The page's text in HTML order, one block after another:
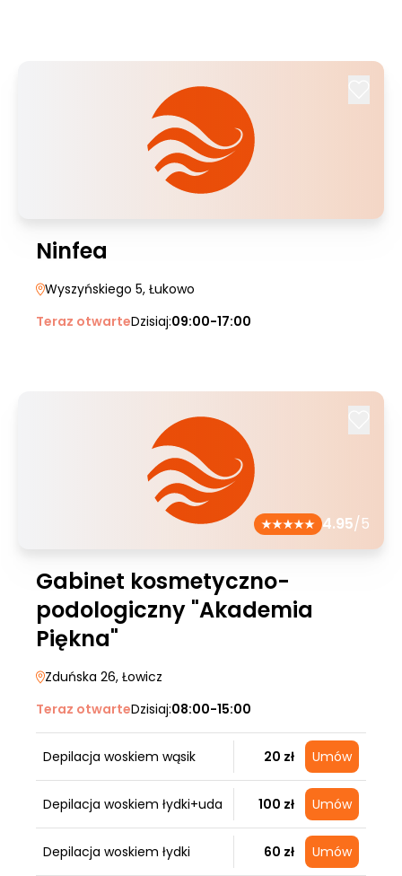
Ninfea
Wyszyńskiego 5, Łukowo
Teraz otwarteDzisiaj:09:00-17:00
4.95/5
Gabinet kosmetyczno-
podologiczny "Akademia
Piękna"
Zduńska 26, Łowicz
Teraz otwarteDzisiaj:08:00-15:00
Depilacja woskiem wąsik 20 zł Umów
Depilacja woskiem łydki+uda 100 zł Umów
Depilacja woskiem łydki 60 zł Umów